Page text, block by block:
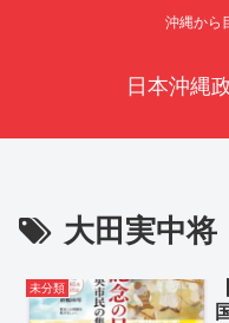
沖縄から
日本沖縄
大田実中将
未分類